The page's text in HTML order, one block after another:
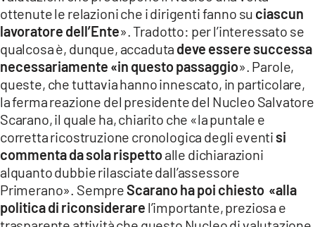
ottenute le relazioni che i dirigenti fanno su ciascun
lavoratore dell’Ente». Tradotto: per l’interessato se
qualcosa è, dunque, accaduta deve essere successa
necessariamente «in questo passaggio». Parole,
queste, che tuttavia hanno innescato, in particolare,
la ferma reazione del presidente del Nucleo Salvatore
Scarano, il quale ha, chiarito che «la puntale e
corretta ricostruzione cronologica degli eventi si
commenta da sola rispettoalle dichiarazioni
alquanto dubbie rilasciate dall’assessore
Primerano». SempreScarano ha poi chiesto «alla
politica di riconsiderare l’importante, preziosa e